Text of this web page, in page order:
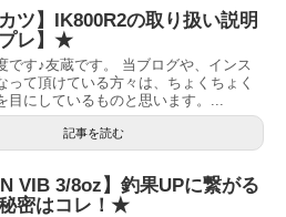
ツ】IK800R2の取り扱い説明
レ】★
です♪友蔵です。 当ブログや、インス
って頂けている方々は、ちょくちょく
目にしているものと思います。...
記事を読む
VIB 3/8oz】釣果UPに繋がる
密はコレ！★